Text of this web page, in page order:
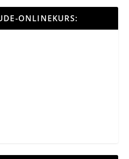
ONLINEKURS: